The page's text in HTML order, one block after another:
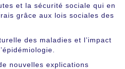
et la sécurité sociale qui en
grâce aux lois sociales des
des maladies et l’impact
nouvelles explications